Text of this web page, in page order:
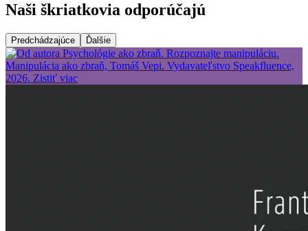
Naši škriatkovia odporúčajú
Predchádzajúce Ďalšie